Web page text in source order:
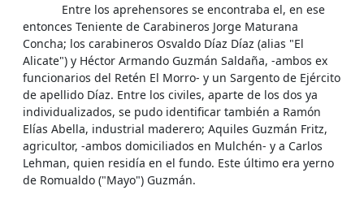
Entre los aprehensores se encontraba el, en ese
entonces Teniente de Carabineros Jorge Maturana
Concha; los carabineros Osvaldo Díaz Díaz (alias "El
Alicate") y Héctor Armando Guzmán Saldaña, -ambos ex
funcionarios del Retén El Morro- y un Sargento de Ejército
de apellido Díaz. Entre los civiles, aparte de los dos ya
individualizados, se pudo identificar también a Ramón
Elías Abella, industrial maderero; Aquiles Guzmán Fritz,
agricultor, -ambos domiciliados en Mulchén- y a Carlos
Lehman, quien residía en el fundo. Este último era yerno
de Romualdo ("Mayo") Guzmán.